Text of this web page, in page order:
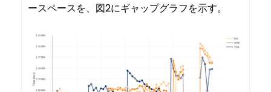
ースペースを、図2にギャップグラフを示す。